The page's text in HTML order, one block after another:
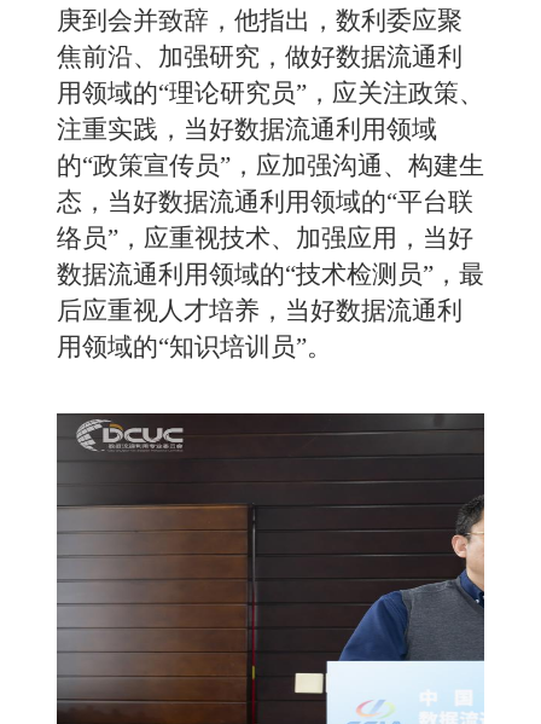
庚到会并致辞，他指出， 数利委应聚
焦前沿、加强研究，做好数据流通利
用领域的“理论研究员”，应关注政策、
注重实践，当好数据流通利用领域
的“政策宣传员”，应加强沟通、构建生
态，当好数据流通利用领域的“平台联
络员”，应重视技术、加强应用，当好
数据流通利用领域的“技术检测员”，最
后应重视人才培养，当好数据流通利
用领域的“知识培训员”。